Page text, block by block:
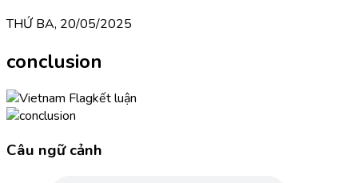
THỨ BA, 20/05/2025
conclusion
kết luận
Câu ngữ cảnh